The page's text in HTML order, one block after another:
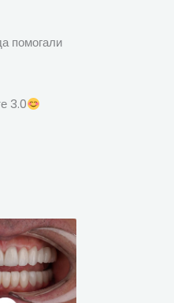
помогали
3.0